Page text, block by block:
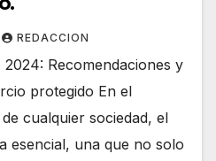
REDACCION
Recomendaciones y
protegido En el
cualquier sociedad, el
esencial, una que no solo